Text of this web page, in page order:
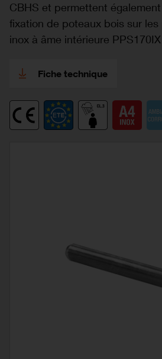
CBHS et permettent également
fixation de poteaux bois sur
inox à âme intérieure
Fiche technique